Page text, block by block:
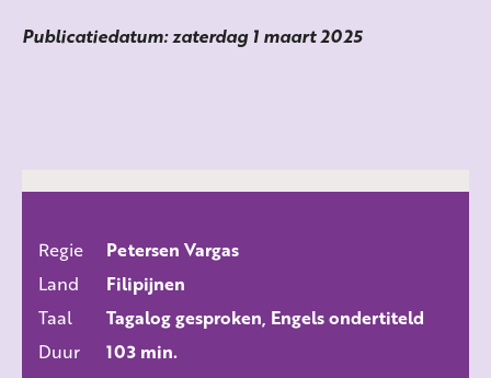
Publicatiedatum: zaterdag 1 maart 2025
ALLE FILMS
Regie
Petersen Vargas
Land
Filipijnen
Taal
Tagalog gesproken, Engels ondertiteld
Duur
103 min.